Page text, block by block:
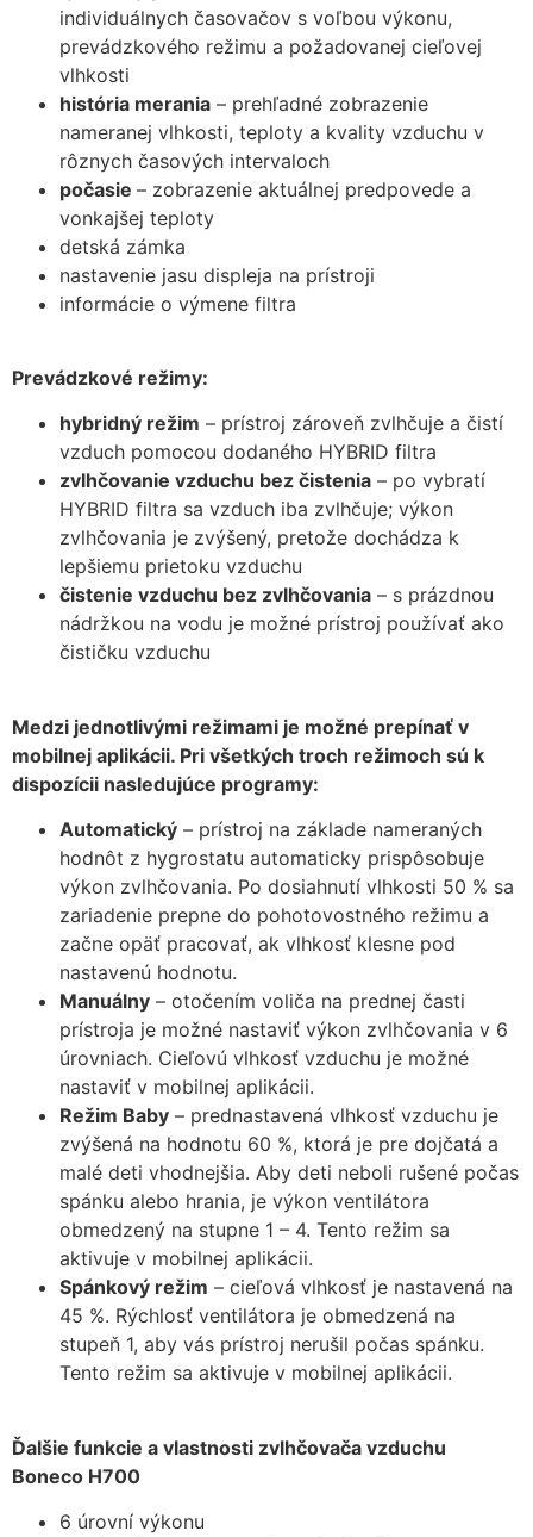
individuálnych časovačov s voľbou výkonu,
prevádzkového režimu a požadovanej cieľovej
vlhkosti
história merania – prehľadné zobrazenie
nameranej vlhkosti, teploty a kvality vzduchu v
rôznych časových intervaloch
počasie – zobrazenie aktuálnej predpovede a
vonkajšej teploty
detská zámka
nastavenie jasu displeja na prístroji
informácie o výmene filtra
Prevádzkové režimy:
hybridný režim – prístroj zároveň zvlhčuje a čistí
vzduch pomocou dodaného HYBRID filtra
zvlhčovanie vzduchu bez čistenia – po vybratí
HYBRID filtra sa vzduch iba zvlhčuje; výkon
zvlhčovania je zvýšený, pretože dochádza k
lepšiemu prietoku vzduchu
čistenie vzduchu bez zvlhčovania – s prázdnou
nádržkou na vodu je možné prístroj používať ako
čističku vzduchu
Medzi jednotlivými režimami je možné prepínať v
mobilnej aplikácii. Pri všetkých troch režimoch sú k
dispozícii nasledujúce programy:
Automatický – prístroj na základe nameraných
hodnôt z hygrostatu automaticky prispôsobuje
výkon zvlhčovania. Po dosiahnutí vlhkosti 50 % sa
zariadenie prepne do pohotovostného režimu a
začne opäť pracovať, ak vlhkosť klesne pod
nastavenú hodnotu.
Manuálny – otočením voliča na prednej časti
prístroja je možné nastaviť výkon zvlhčovania v 6
úrovniach. Cieľovú vlhkosť vzduchu je možné
nastaviť v mobilnej aplikácii.
Režim Baby – prednastavená vlhkosť vzduchu je
zvýšená na hodnotu 60 %, ktorá je pre dojčatá a
malé deti vhodnejšia. Aby deti neboli rušené počas
spánku alebo hrania, je výkon ventilátora
obmedzený na stupne 1 – 4. Tento režim sa
aktivuje v mobilnej aplikácii.
Spánkový režim – cieľová vlhkosť je nastavená na
45 %. Rýchlosť ventilátora je obmedzená na
stupeň 1, aby vás prístroj nerušil počas spánku.
Tento režim sa aktivuje v mobilnej aplikácii.
Ďalšie funkcie a vlastnosti zvlhčovača vzduchu
Boneco H700
6 úrovní výkonu